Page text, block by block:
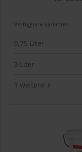
Verfügbare Varianten
0,75 Liter
3 Liter
1 weitere